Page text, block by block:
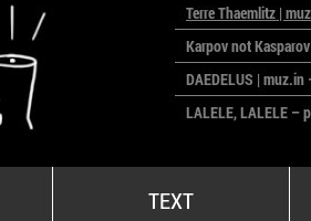
Terre Thaemlitz |
Karpov not
DAEDELUS | muz.in
LALELE, LALELE –
All Stars For
TEXT